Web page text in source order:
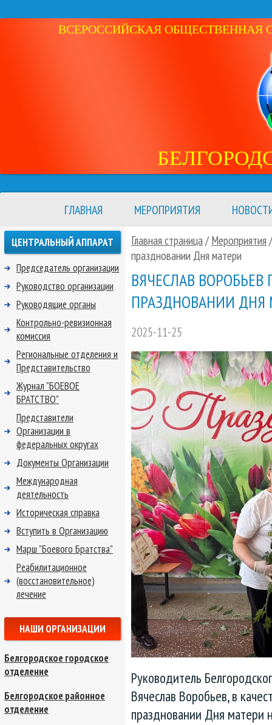
ВСЕРОССИЙСКАЯ ОБЩЕСТВЕННАЯ
ГЛАВНАЯ МЕРОПРИЯТИЯ
Главная страница/ Мероприятия
праздновании Дня матери
ВЯЧЕСЛАВ
ПРАЗДНОВАНИИ ДНЯ
2025-11-25
Руководитель
Вячеслав Воробьев, в
праздновании Дня
ЦЕНТРАЛЬНЫЙ АППАРАТ
Председатель организации
Руководство организации
Руководящие органы
Контрольно-ревизионная
комиссия
Региональные отделения и
Представительство
Журнал "БОЕВОЕ
БРАТСТВО"
Представители
Организации в
федеральных округах
Документы Организации
Международная
деятельность
Историческая справка
Вступить в Организацию
Марш "Боевого Братства"
Реабилитационное
(восстановительное)
лечение
НАШИ ОРГАНИЗАЦИИ
Белгородское городское
отделение
Белгородское районное
отделение